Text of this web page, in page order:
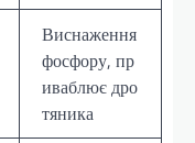
Виснаження
фосфору, пр
иваблює дро
тяника